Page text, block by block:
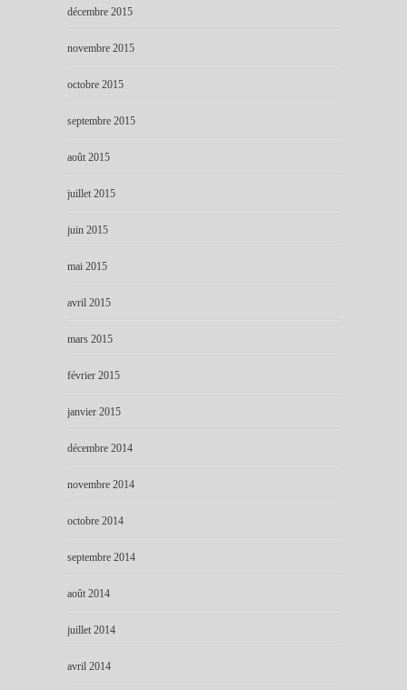
décembre 2015
novembre 2015
octobre 2015
septembre 2015
août 2015
juillet 2015
juin 2015
mai 2015
avril 2015
mars 2015
février 2015
janvier 2015
décembre 2014
novembre 2014
octobre 2014
septembre 2014
août 2014
juillet 2014
avril 2014